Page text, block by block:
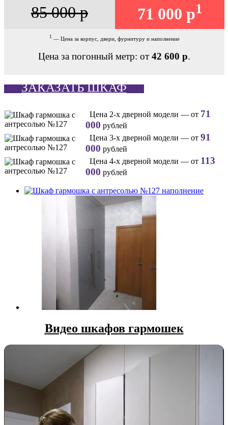
85 000 р 71 000 р1
1 — Цена за корпус, двери, фурнитуру и наполнение
Цена за погонный метр: от 42 600 р.
ЗАКАЗАТЬ ШКАФ
Цена 2-х дверной модели — от 71
000 рублей
Цена 3-х дверной модели — от 91
000 рублей
Цена 4-х дверной модели — от 113
000 рублей
Видео шкафов гармошек